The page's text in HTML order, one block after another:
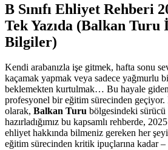
B Sınıfı Ehliyet Rehberi
Tek Yazıda (Balkan Turu
Bilgiler)
Kendi arabanızla işe gitmek, hafta sonu
kaçamak yapmak veya sadece yağmurlu
beklemekten kurtulmak… Bu hayale
profesyonel bir eğitim sürecinden
olarak, Balkan Turu bölgesindeki sürücü
hazırladığımız bu kapsamlı rehberde,
ehliyet hakkında bilmeniz gereken her
eğitim sürecinden kritik ipuçlarına kadar